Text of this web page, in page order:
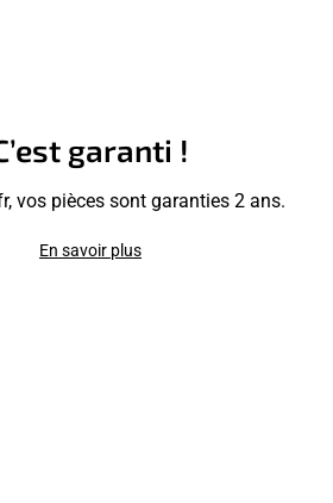
garanti !
vos pièces sont garanties 2 ans.
En savoir plus